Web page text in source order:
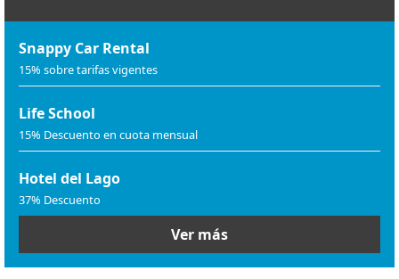
Snappy Car Rental
15% sobre tarifas vigentes
Life School
15% Descuento en cuota mensual
Hotel del Lago
37% Descuento
Ver más